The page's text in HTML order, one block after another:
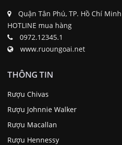
Quận Tân Phú, TP. Hồ Chí Minh
HOTLINE mua hàng
0972.12345.1
www.ruoungoai.net
THÔNG TIN
Rượu Chivas
Rượu Johnnie Walker
Rượu Macallan
Rượu Hennessy